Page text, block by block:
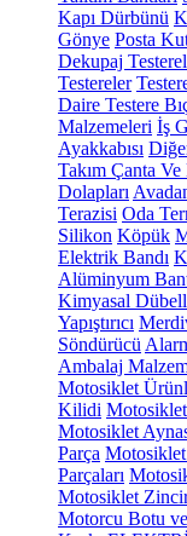
Kapı Dürbünü
Gönye Posta
Dekupaj
Testereler
Daire Testere
Malzemeleri İş
Ayakkabısı
Takım Çanta Ve
Dolapları
Terazisi Oda
Silikon Köpük
Elektrik Bandı
Alüminyum
Kimyasal
Yapıştırıcı
Söndürücü
Ambalaj
Motosiklet
Kilidi
Motosiklet
Parça Motosiklet
Parçaları
Motosiklet
Motorcu Botu ve